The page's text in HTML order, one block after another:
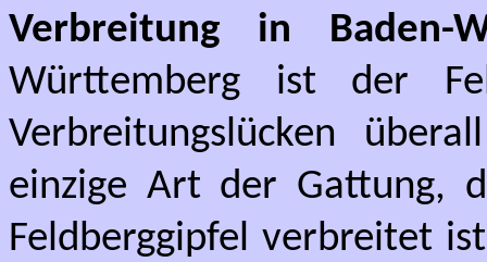
Verbreitung in Baden-
Württemberg ist der
Verbreitungslücken
einzige Art der Gattung,
Feldberggipfel verbreitet